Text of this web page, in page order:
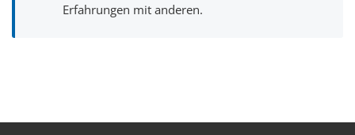
Erfahrungen mit anderen.